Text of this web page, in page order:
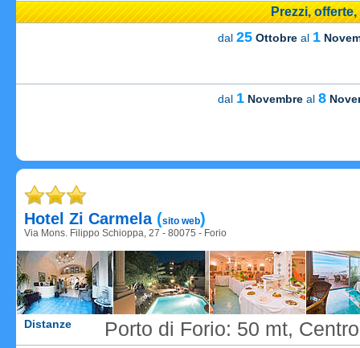
Prezzi,
dal 25 Ottobre al 1
dal 1 Novembre al 8
Hotel Zi Carmela(sito web)
Via Mons. Filippo Schioppa, 27 - 80075 - Forio
Distanze Porto di Forio: 50 mt,